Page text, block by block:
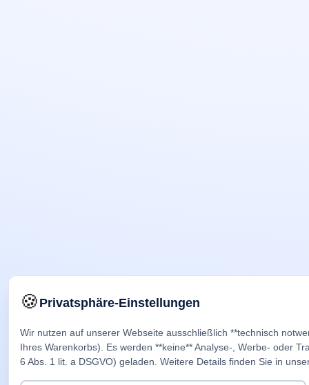
🍪Privatsphäre-Einstellungen
Wir nutzen auf unserer Webseite ausschließlich **technisch
Ihres Warenkorbs). Es werden **keine** Analyse-, Werbe- oder
6 Abs. 1 lit. a DSGVO) geladen. Weitere Details finden Sie in